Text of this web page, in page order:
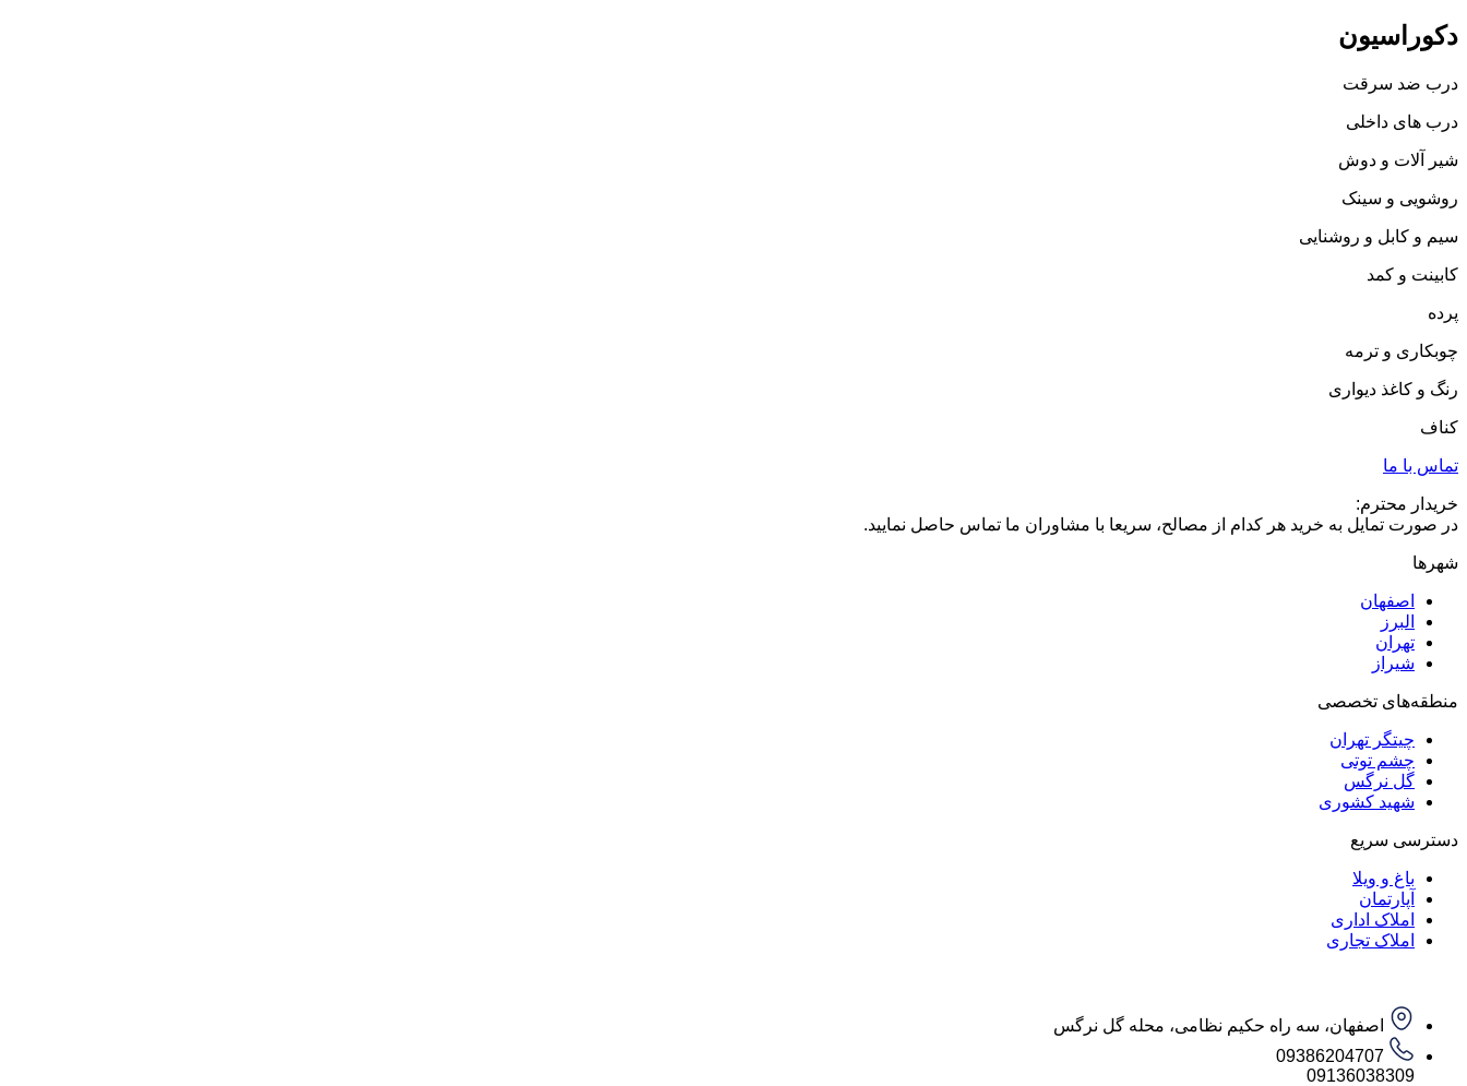
دکوراسیون
درب ضد سرقت
درب های داخلی
شیر آلات و دوش
روشویی و سینک
سیم و کابل و روشنایی
کابینت و کمد
پرده
چوبکاری و ترمه
رنگ و کاغذ دیواری
کناف
تماس با ما
خریدار محترم:
در صورت تمایل به خرید هر کدام از مصالح، سریعا با مشاوران ما تماس حاصل نمایید.
شهرها
اصفهان
البرز
تهران
شیراز
منطقه‌های تخصصی
چیتگر تهران
چشم توتی
گل نرگس
شهید کشوری
دسترسی سریع
باغ و ویلا
آپارتمان
املاک اداری
املاک تجاری
اصفهان، سه راه حکیم نظامی، محله گل نرگس
09386204707
09136038309